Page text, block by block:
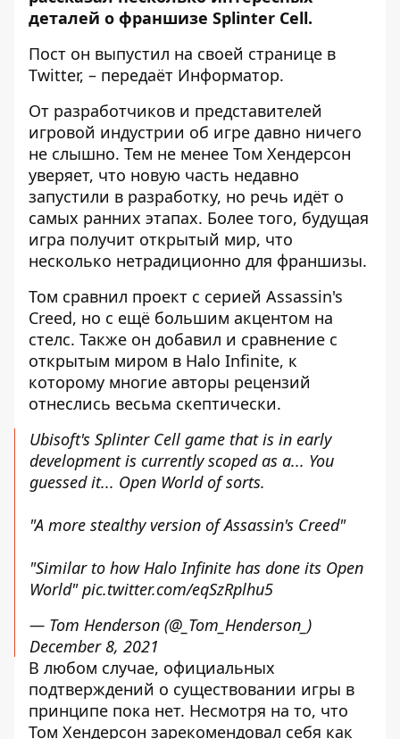
деталей о франшизе Splinter Cell.
Пост он выпустил на своей странице в
Twitter, – передаёт Информатор.
От разработчиков и представителей
игровой индустрии об игре давно ничего
не слышно. Тем не менее Том Хендерсон
уверяет, что новую часть недавно
запустили в разработку, но речь идёт о
самых ранних этапах. Более того, будущая
игра получит открытый мир, что
несколько нетрадиционно для франшизы.
Том сравнил проект с серией Assassin's
Creed, но с ещё большим акцентом на
стелс. Также он добавил и сравнение с
открытым миром в Halo Infinite, к
которому многие авторы рецензий
отнеслись весьма скептически.
Ubisoft's Splinter Cell game that is in early
development is currently scoped as a... You
guessed it... Open World of sorts.
"A more stealthy version of Assassin's Creed"
"Similar to how Halo Infinite has done its Open
World"pic.twitter.com/eqSzRplhu5
— Tom Henderson (@_Tom_Henderson_)
December 8, 2021
В любом случае, официальных
подтверждений о существовании игры в
принципе пока нет. Несмотря на то, что
Том Хендерсон зарекомендовал себя как